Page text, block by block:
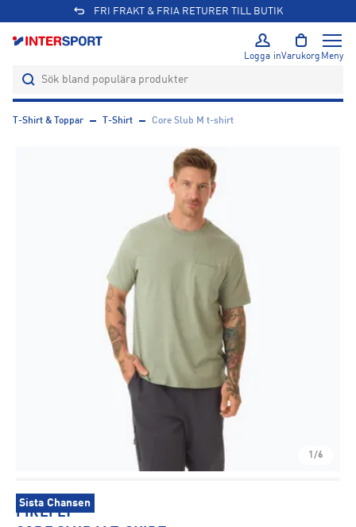
FRI FRAKT & FRIA RETURER TILL BUTIK
Logga inVarukorg Meny
T-Shirt & Toppar T-Shirt Core Slub M t-shirt
1/6
Sista Chansen
FIREFLY